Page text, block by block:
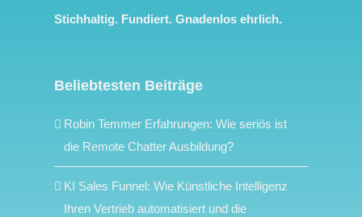
Stichhaltig. Fundiert. Gnadenlos ehrlich.
Beliebtesten Beiträge
Robin Temmer Erfahrungen: Wie seriös ist
die Remote Chatter Ausbildung?
KI Sales Funnel: Wie Künstliche Intelligenz
Ihren Vertrieb automatisiert und die